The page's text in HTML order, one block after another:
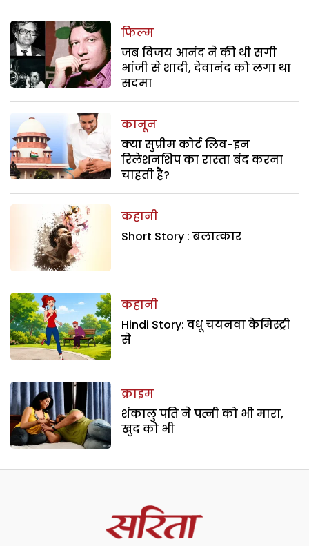
फिल्म
जब विजय आनंद ने की थी सगी
भांजी से शादी, देवानंद को लगा था
सदमा
कानून
क्या सुप्रीम कोर्ट लिव-इन
रिलेशनशिप का रास्ता बंद करना
चाहती है?
कहानी
Short Story : बलात्कार
कहानी
Hindi Story: वधू चयनवा केमिस्ट्री
से
क्राइम
शंकालु पति ने पत्नी को भी मारा,
खुद को भी